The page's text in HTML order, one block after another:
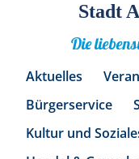
Stadt
Die
Aktuelles
Bürgerservice
Kultur und